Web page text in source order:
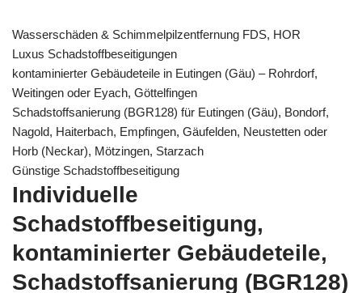
Wasserschäden & Schimmelpilzentfernung FDS, HOR
Luxus Schadstoffbeseitigungen
kontaminierter Gebäudeteile in Eutingen (Gäu) – Rohrdorf,
Weitingen oder Eyach, Göttelfingen
Schadstoffsanierung (BGR128) für Eutingen (Gäu), Bondorf,
Nagold, Haiterbach, Empfingen, Gäufelden, Neustetten oder
Horb (Neckar), Mötzingen, Starzach
Günstige Schadstoffbeseitigung
Individuelle
Schadstoffbeseitigung,
kontaminierter Gebäudeteile,
Schadstoffsanierung (BGR128)